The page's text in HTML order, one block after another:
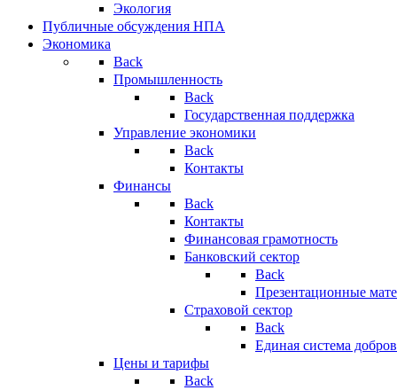
Экология
Публичные обсуждения НПА
Экономика
Back
Промышленность
Back
Государственная поддержка
Управление экономики
Back
Контакты
Финансы
Back
Контакты
Финансовая грамотность
Банковский сектор
Back
Презентационные
Страховой сектор
Back
Единая система
Цены и тарифы
Back